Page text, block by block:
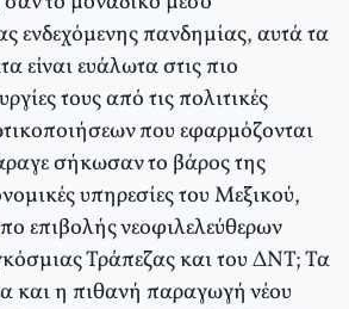
ενδεχόμενης πανδημίας, αυτά τα
είναι ευάλωτα στις πιο
τους από τις πολιτικές
που εφαρμόζονται
σήκωσαν το βάρος της
υπηρεσίες του Μεξικού,
επιβολής νεοφιλελεύθερων
Τράπεζας και του ΔΝΤ; Τα
και η πιθανή παραγωγή νέου